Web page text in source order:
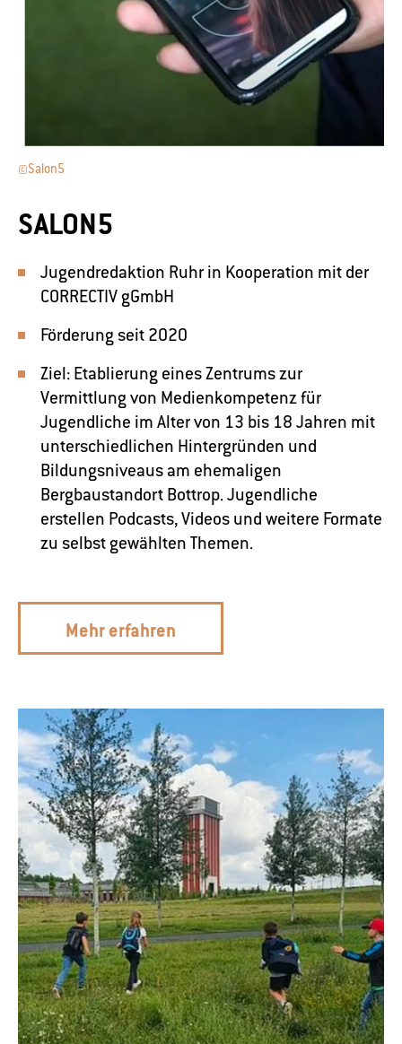
©Salon5
SALON5
Jugendredaktion Ruhr in Kooperation mit der
CORRECTIV gGmbH
Förderung seit 2020
Ziel: Etablierung eines Zentrums zur
Vermittlung von Medienkompetenz für
Jugendliche im Alter von 13 bis 18 Jahren mit
unterschiedlichen Hintergründen und
Bildungsniveaus am ehemaligen
Bergbaustandort Bottrop. Jugendliche
erstellen Podcasts, Videos und weitere Formate
zu selbst gewählten Themen.
Mehr erfahren